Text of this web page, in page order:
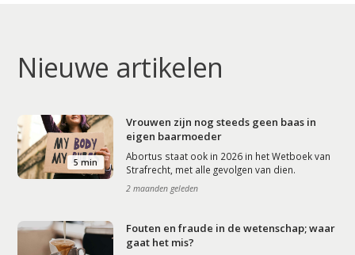
Nieuwe artikelen
5 min
Vrouwen zijn nog steeds geen baas in
eigen baarmoeder
Abortus staat ook in 2026 in het Wetboek van
Strafrecht, met alle gevolgen van dien.
2 maanden geleden
Fouten en fraude in de wetenschap; waar
gaat het mis?